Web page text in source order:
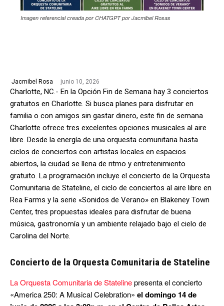
Imagen referencial creada por CHATGPT por Jacmibel Rosas
Jacmibel Rosa junio 10, 2026
Charlotte, NC.- En la Opción Fin de Semana hay 3 conciertos
gratuitos en Charlotte. Si busca planes para disfrutar en
familia o con amigos sin gastar dinero, este fin de semana
Charlotte ofrece tres excelentes opciones musicales al aire
libre. Desde la energía de una orquesta comunitaria hasta
ciclos de conciertos con artistas locales en espacios
abiertos, la ciudad se llena de ritmo y entretenimiento
gratuito. La programación incluye el concierto de la Orquesta
Comunitaria de Stateline, el ciclo de conciertos al aire libre en
Rea Farms y la serie «Sonidos de Verano» en Blakeney Town
Center, tres propuestas ideales para disfrutar de buena
música, gastronomía y un ambiente relajado bajo el cielo de
Carolina del Norte.
Concierto de la Orquesta Comunitaria de Stateline
La Orquesta Comunitaria de Statelinepresenta el concierto
«America 250: A Musical Celebration» el domingo 14 de